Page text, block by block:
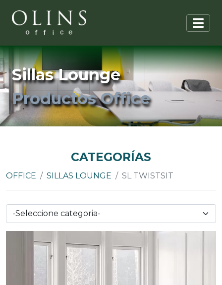
Sillas Lounge
Productos Office
CATEGORÍAS
OFFICE SILLAS LOUNGE SL TWISTSIT